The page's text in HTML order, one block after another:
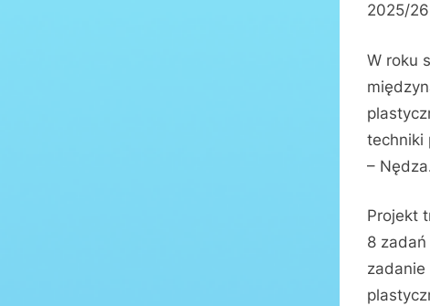
2025/26
W roku
techniki
–
Projekt
8
zadanie